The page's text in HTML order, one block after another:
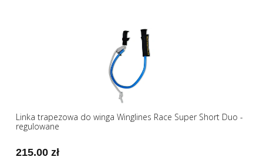
Linka trapezowa do winga Winglines Race Super Short Duo -
regulowane
215.00 zł